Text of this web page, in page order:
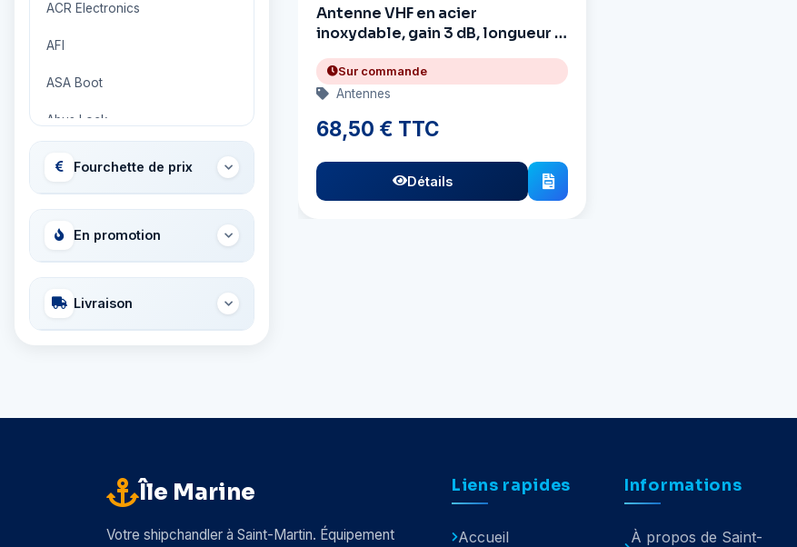
ACR Electronics
AFI
ASA Boot
Abus Lock
Airhead
Allied International
Ameritool
Aqua Signal
Arc Marine
Fourchette de prix
En promotion
Livraison
Antenne VHF en acier
inoxydable, gain 3 dB, longueur : 1
Sur commande
Antennes
68,50 € TTC
Détails
Île Marine
Votre shipchandler à Saint-Martin. Équipement
Liens rapides
Accueil
Informations
À propos de Saint-